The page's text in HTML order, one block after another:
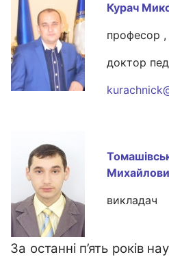
Курач
професор ,
доктор
викладач
За останні п’ять років